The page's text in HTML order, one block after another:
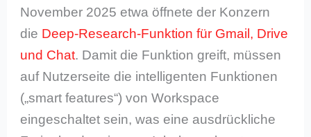
November 2025 etwa öffnete der Konzern
die Deep-Research-Funktion für Gmail, Drive
und Chat. Damit die Funktion greift, müssen
auf Nutzerseite die intelligenten Funktionen
(„smart features“) von Workspace
eingeschaltet sein, was eine ausdrückliche